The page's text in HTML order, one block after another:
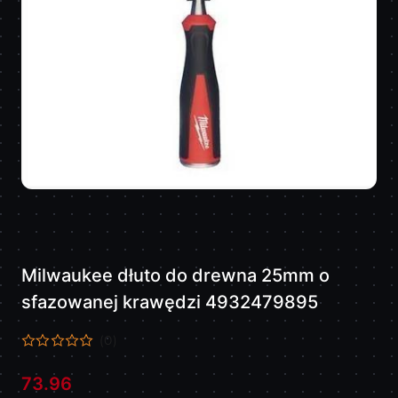
Milwaukee dłuto do drewna 25mm o
sfazowanej krawędzi 4932479895
(0)
73.96